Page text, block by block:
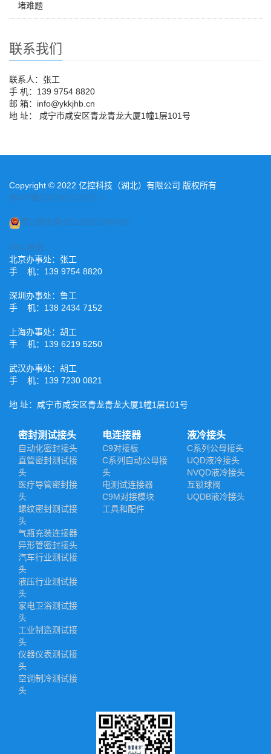
堵难题
联系我们
联系人：张工
手 机：139 9754 8820
邮 箱：info@ykkjhb.cn
地 址： 咸宁市咸安区青龙青龙大厦1幢1层101号
Copyright © 2022 亿控科技（湖北）有限公司 版权所有
鄂ICP备2022015221号-2
鄂公网安备42120202000485
XML地图
北京办事处：张工
手 机：139 9754 8820
深圳办事处：鲁工
手 机：138 2434 7152
上海办事处：胡工
手 机：139 6219 5250
武汉办事处：胡工
手 机：139 7230 0821
地 址：咸宁市咸安区青龙青龙大厦1幢1层101号
密封测试接头
自动化密封接头
直管密封测试接
头
医疗导管密封接
头
螺纹密封测试接
头
气瓶充装连接器
异形管密封接头
汽车行业测试接
头
液压行业测试接
头
家电卫浴测试接
头
工业制造测试接
头
仪器仪表测试接
头
空调制冷测试接
头
电连接器
C9对接板
C系列自动公母接
头
电测试连接器
C9M对接模块
工具和配件
液冷接头
C系列公母接头
UQD液冷接头
NVQD液冷接头
互锁球阀
UQDB液冷接头